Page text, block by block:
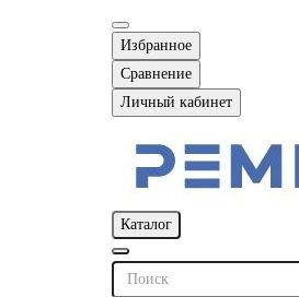
Избранное
Сравнение
Личный кабинет
Каталог